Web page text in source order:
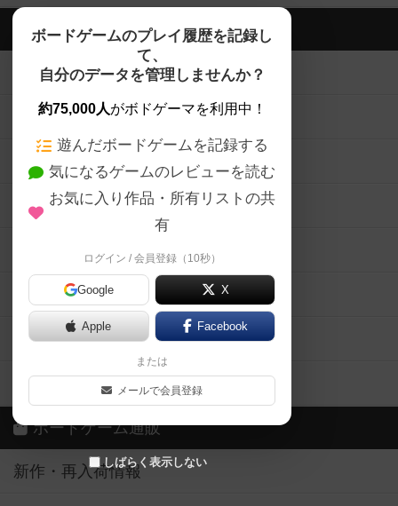
ボードゲームのプレイ履歴を記録し
て、
自分のデータを管理しませんか？
約75,000人がボドゲーマを利用中！
遊んだボードゲームを記録する
気になるゲームのレビューを読む
お気に入り作品・所有リストの共
有
ログイン / 会員登録（10秒）
Google X
Apple Facebook
または
メールで会員登録
しばらく表示しない
ボドゲーマTOP
ボードゲームを検索する
ボードゲームの新着レビュー
ボードゲーム会情報
メカニクス特集
掲示板・トピックス
ボドとも・会員一覧
ボードゲーム業界コラム
ボドゲーマご利用案内
ボードゲーム通販
新作・再入荷情報